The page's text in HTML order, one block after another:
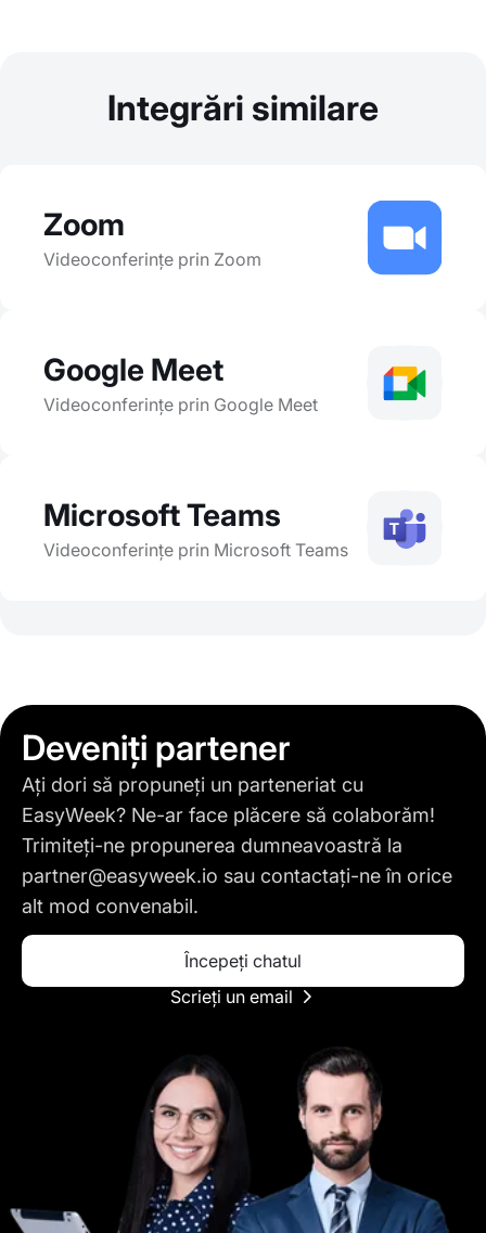
Integrări similare
Zoom
Videoconferințe prin Zoom
Google Meet
Videoconferințe prin Google Meet
Microsoft Teams
Videoconferințe prin Microsoft Teams
Deveniți partener
Ați dori să propuneți un parteneriat cu
EasyWeek? Ne-ar face plăcere să colaborăm!
Trimiteți-ne propunerea dumneavoastră la
partner@easyweek.io sau contactați-ne în orice
alt mod convenabil.
Începeți chatul
Scrieți un email